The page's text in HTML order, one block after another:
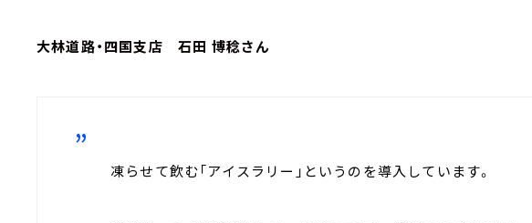
大林道路・四国支店 石田 博稔さん
凍らせて飲む「アイスラリー」というのを導入しています。